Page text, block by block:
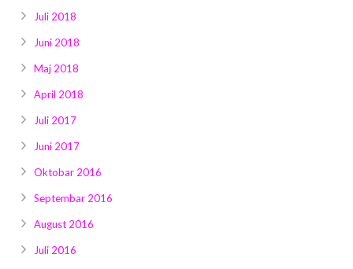
Juli 2018
Juni 2018
Maj 2018
April 2018
Juli 2017
Juni 2017
Oktobar 2016
Septembar 2016
August 2016
Juli 2016